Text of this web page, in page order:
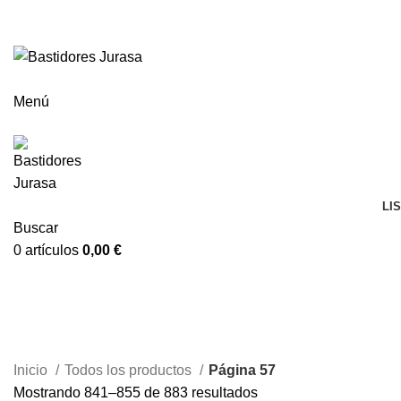
Menú
Buscar
0 artículos 0,00 €
Inicio Todos los productos
Página 57
Mostrando 841–855 de 883 resultados